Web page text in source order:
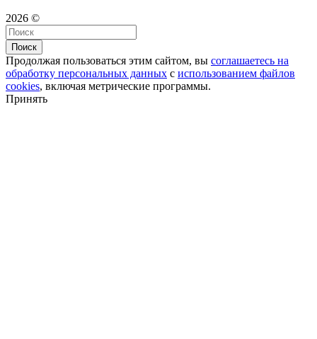
2026 ©
Поиск
Продолжая пользоваться этим сайтом, вы соглашаетесь на
обработку персональных данных с использованием файлов
cookies, включая метрические программы.
Принять